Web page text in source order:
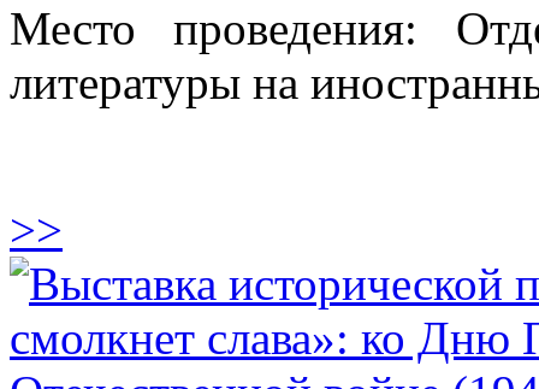
Место проведения:
литературы на
>>